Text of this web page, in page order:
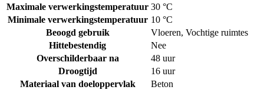
Maximale verwerkingstemperatuur 30 °C
Minimale verwerkingstemperatuur 10 °C
Beoogd gebruik
Vloeren, Vochtige ruimtes
Hittebestendig
Nee
Overschilderbaar na
48 uur
Droogtijd
16 uur
Materiaal van doeloppervlak
Beton